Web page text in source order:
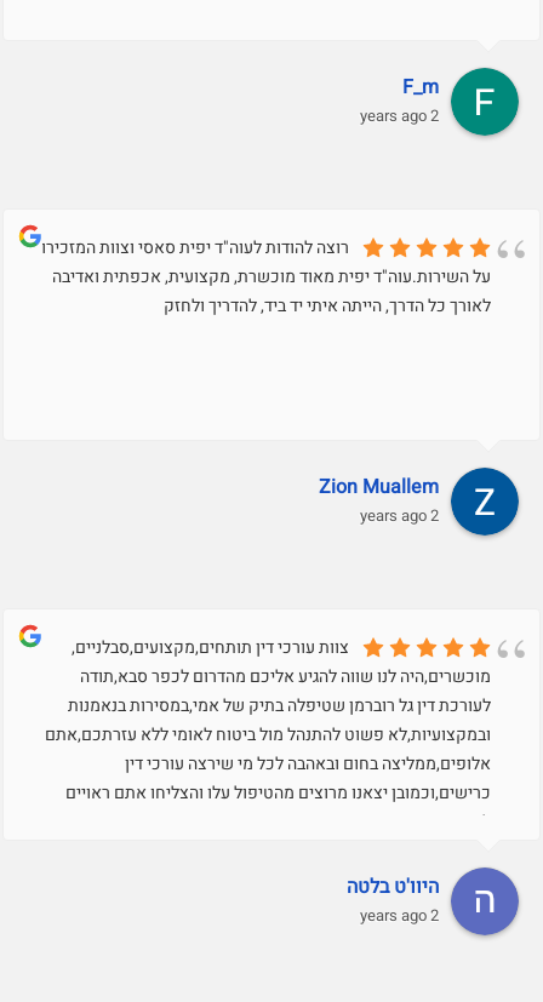
F_m
2 years ago
רוצה להודות לעוה"ד יפית סאסי וצוות המזכירות
על השירות.עוה"ד יפית מאוד מוכשרת, מקצועית, אכפתית ואדיבה
לאורך כל הדרך, הייתה איתי יד ביד, להדריך ולחזק
Zion Muallem
2 years ago
צוות עורכי דין תותחים,מקצועים,סבלניים,
מוכשרים,היה לנו שווה להגיע אליכם מהדרום לכפר סבא,תודה
לעורכת דין גל רוברמן שטיפלה בתיק של אמי,במסירות בנאמנות
ובמקצועיות,לא פשוט להתנהל מול ביטוח לאומי ללא עזרתכם,אתם
אלופים,ממליצה בחום ובאהבה לכל מי שירצה עורכי דין
כרישים,וכמובן יצאנו מרוצים מהטיפול עלו והצליחו אתם ראויים
לזה.תודה רבה רבה
היוו'ט בלטה
2 years ago